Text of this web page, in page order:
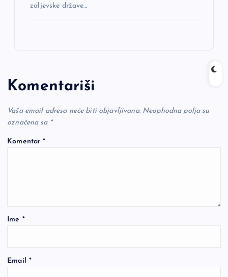
zaljevske države…
Komentariši
Vaša email adresa neće biti objavljivana. Neophodna polja su
označena sa *
Komentar*
Ime *
Email *